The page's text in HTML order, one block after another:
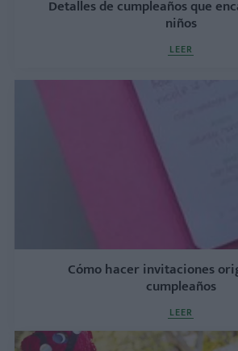
Detalles de cumpleaños que
niños
LEER
Cómo hacer invitaciones
cumpleaños
LEER